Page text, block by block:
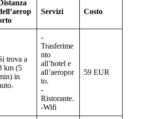
Servizi Costo
trova a
km (5
in
-
Trasferime
nto
all’hotel e
all’aeropor
to.
-
Ristorante.
-Wifi
59 EUR